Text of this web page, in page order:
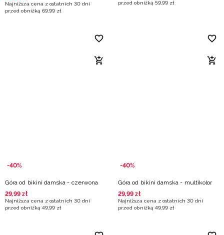
Najniższa cena z ostatnich 30 dni
przed obniżką 69,99 zł
przed obniżką 59,99 zł
-40%
Góra od bikini damska - czerwona
29,99 zł
Najniższa cena z ostatnich 30 dni
przed obniżką 49,99 zł
-40%
Góra od bikini damska - multikolor
29,99 zł
Najniższa cena z ostatnich 30 dni
przed obniżką 49,99 zł